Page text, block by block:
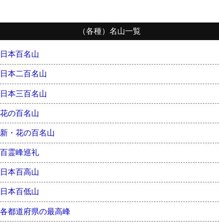
（各種）名山一覧
日本百名山
日本二百名山
日本三百名山
花の百名山
新・花の百名山
百霊峰巡礼
日本百高山
日本百低山
各都道府県の最高峰